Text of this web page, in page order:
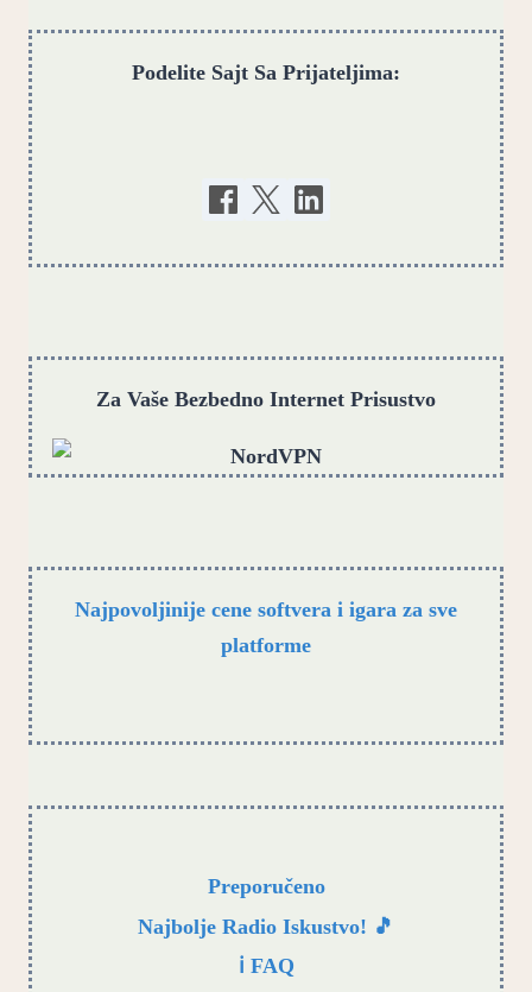
Podelite Sajt Sa Prijateljima:
Za Vaše Bezbedno Internet Prisustvo
Najpovoljinije cene softvera i igara za sve
platforme
Preporučeno
Najbolje Radio Iskustvo! 🎵
ℹ️ FAQ